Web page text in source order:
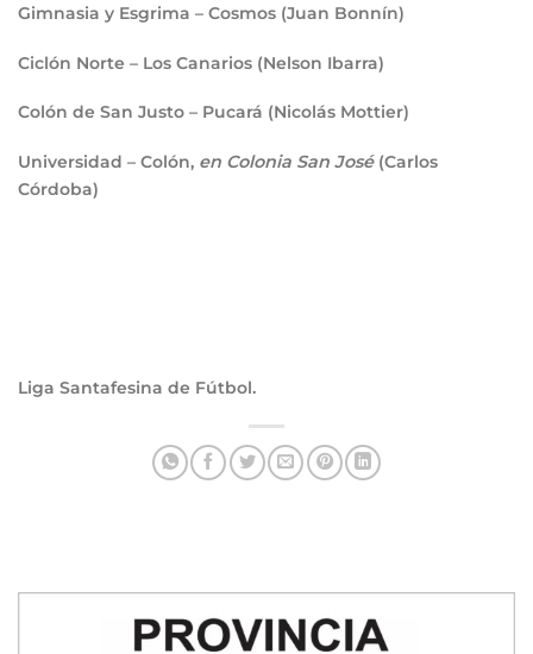
Gimnasia y Esgrima – Cosmos (Juan Bonnín)
Ciclón Norte – Los Canarios (Nelson Ibarra)
Colón de San Justo – Pucará (Nicolás Mottier)
Universidad – Colón, en Colonia San José(Carlos
Córdoba)
Liga Santafesina de Fútbol.